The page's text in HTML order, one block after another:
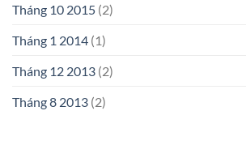
Tháng 10 2015 (2)
Tháng 1 2014 (1)
Tháng 12 2013 (2)
Tháng 8 2013 (2)